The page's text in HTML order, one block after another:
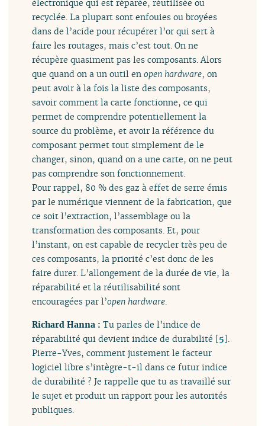
électronique qui est réparée, réutilisée ou
recyclée. La plupart sont enfouies ou broyées
dans de l’acide pour récupérer l’or qui sert à
faire les routages, mais c’est tout. On ne
récupère quasiment pas les composants. Alors
que quand on a un outil enopen hardware, on
peut avoir à la fois la liste des composants,
savoir comment la carte fonctionne, ce qui
permet de comprendre potentiellement la
source du problème, et avoir la référence du
composant permet tout simplement de le
changer, sinon, quand on a une carte, on ne peut
pas comprendre son fonctionnement.
Pour rappel, 80 % des gaz à effet de serre émis
par le numérique viennent de la fabrication, que
ce soit l’extraction, l’assemblage ou la
transformation des composants. Et, pour
l’instant, on est capable de recycler très peu de
ces composants, la priorité c’est donc de les
faire durer. L’allongement de la durée de vie, la
réparabilité et la réutilisabilité sont
encouragées par l’open hardware.
Richard Hanna :Tu parles de l’indice de
réparabilité qui devient indice de durabilité [5]
Pierre-Yves, comment justement le facteur
logiciel libre s’intègre-t-il dans ce futur indice
de durabilité ? Je rappelle que tu as travaillé sur
le sujet et produit un rapport pour les autorités
publiques.